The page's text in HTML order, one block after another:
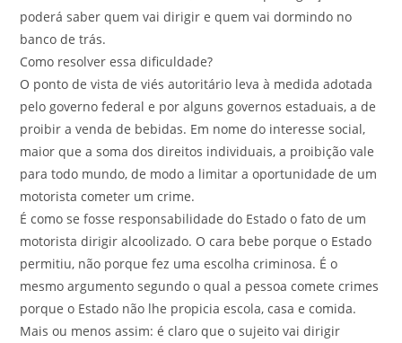
poderá saber quem vai dirigir e quem vai dormindo no
banco de trás.
Como resolver essa dificuldade?
O ponto de vista de viés autoritário leva à medida adotada
pelo governo federal e por alguns governos estaduais, a de
proibir a venda de bebidas. Em nome do interesse social,
maior que a soma dos direitos individuais, a proibição vale
para todo mundo, de modo a limitar a oportunidade de um
motorista cometer um crime.
É como se fosse responsabilidade do Estado o fato de um
motorista dirigir alcoolizado. O cara bebe porque o Estado
permitiu, não porque fez uma escolha criminosa. É o
mesmo argumento segundo o qual a pessoa comete crimes
porque o Estado não lhe propicia escola, casa e comida.
Mais ou menos assim: é claro que o sujeito vai dirigir